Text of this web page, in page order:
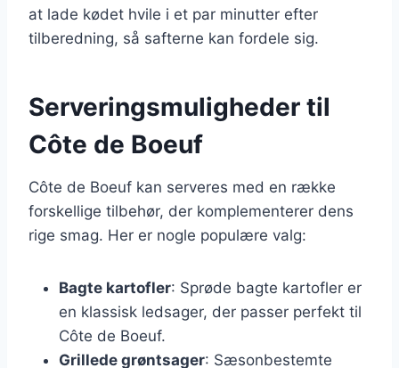
at lade kødet hvile i et par minutter efter
tilberedning, så safterne kan fordele sig.
Serveringsmuligheder til
Côte de Boeuf
Côte de Boeuf kan serveres med en række
forskellige tilbehør, der komplementerer dens
rige smag. Her er nogle populære valg:
Bagte kartofler: Sprøde bagte kartofler er
en klassisk ledsager, der passer perfekt til
Côte de Boeuf.
Grillede grøntsager: Sæsonbestemte